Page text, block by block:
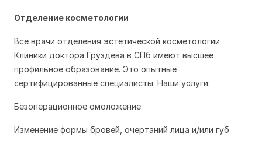
Отделение косметологии
Все врачи отделения эстетической косметологии
Клиники доктора Груздева в СПб имеют высшее
профильное образование. Это опытные
сертифицированные специалисты. Наши услуги:
Безоперационное омоложение
Изменение формы бровей, очертаний лица и/или губ